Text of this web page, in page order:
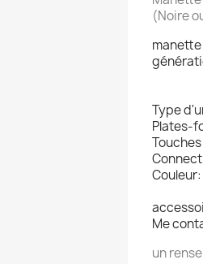
(Noire
Type
Plates-
Me
un